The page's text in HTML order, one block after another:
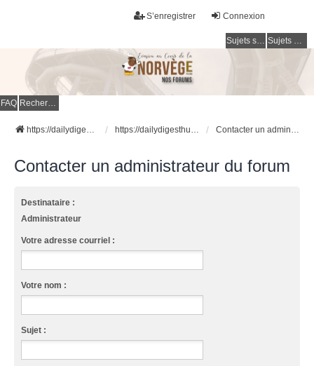
Connexion
S’enregistrer
Sujets sans réponse Sujets actifs
FAQ Rechercher
https://dailydigesthub.com https://dailydigesthub.com Contacter un administrateur du forum
Contacter un administrateur du forum
Destinataire :
Administrateur
Votre adresse courriel :
Votre nom :
Sujet :